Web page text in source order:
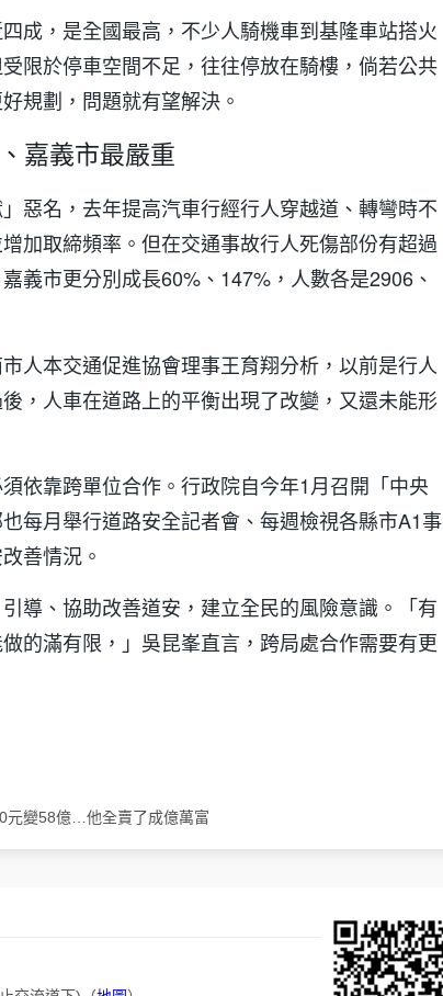
成，是全國最高，不少人騎機車到基隆車站搭火
限於停車空間不足，往往停放在騎樓，倘若公共
規劃，問題就有望解決。
嘉義市最嚴重
惡名，去年提高汽車行經行人穿越道、轉彎時不
加取締頻率。但在交通事故行人死傷部份有超過
義市更分別成長60%、147%，人數各是2906、
人本交通促進協會理事王育翔分析，以前是行人
，人車在道路上的平衡出現了改變，又還未能形
依靠跨單位合作。行政院自今年1月召開「中央
每月舉行道路安全記者會、每週檢視各縣市A1事
善情況。
導、協助改善道安，建立全民的風險意識。「有
的滿有限，」吳昆峯直言，跨局處合作需要有更
元變58億…他全賣了成億萬富